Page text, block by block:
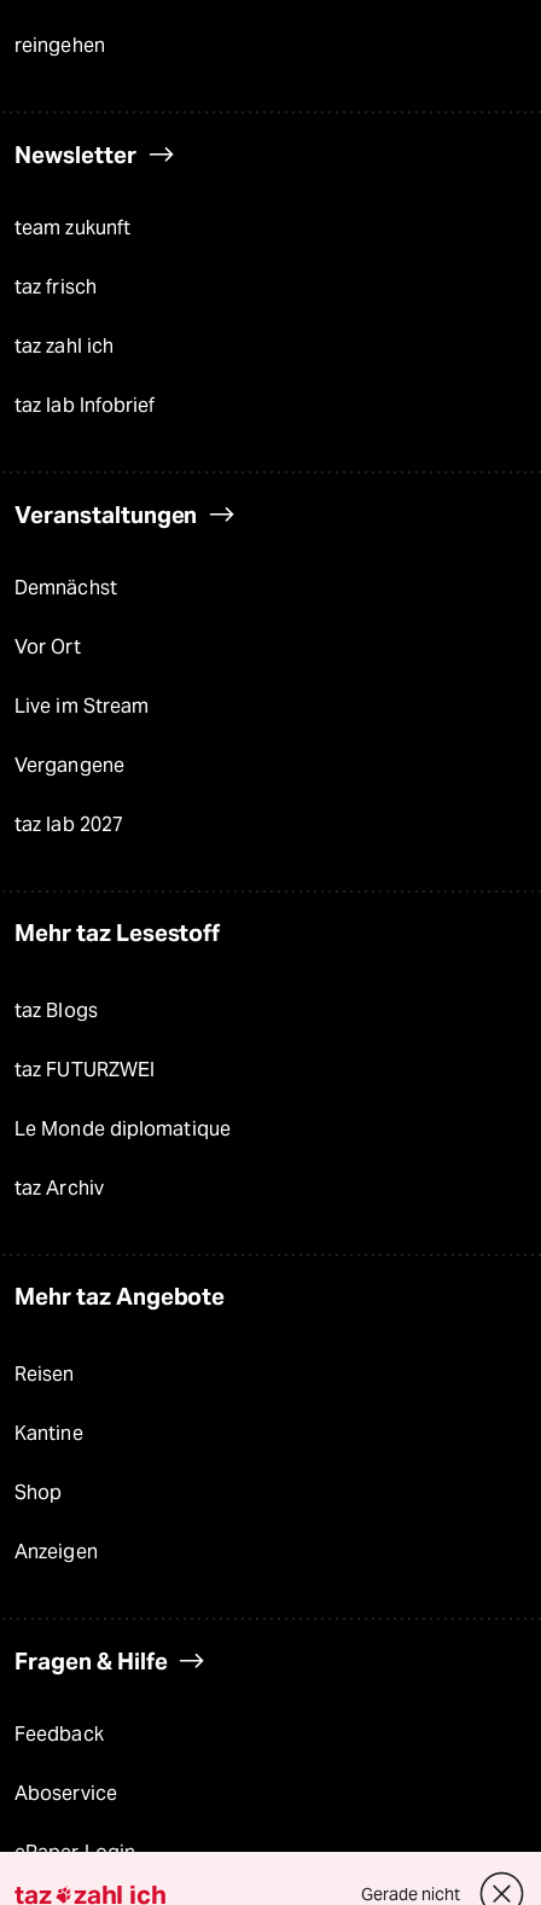
reingehen
Newsletter
team zukunft
taz frisch
taz zahl ich
taz lab Infobrief
Veranstaltungen
Demnächst
Vor Ort
Live im Stream
Vergangene
taz lab 2027
Mehr taz Lesestoff
taz Blogs
taz FUTURZWEI
Le Monde diplomatique
taz Archiv
Mehr taz Angebote
Reisen
Kantine
Shop
Anzeigen
Fragen & Hilfe
Feedback
Aboservice
ePaper Login
taz zahl ich Gerade nicht